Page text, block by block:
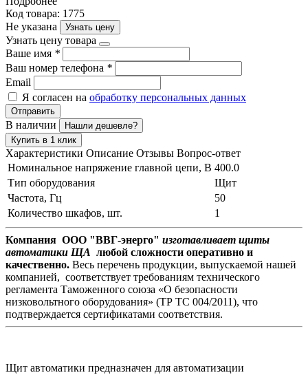
Код товара: 1775
Не указана
Узнать цену
Узнать цену товара
Ваше имя *
Ваш номер телефона *
Email
Я согласен на обработку персональных данных
Отправить
В наличии
Нашли дешевле?
Купить в 1 клик
Характеристики Описание Отзывы Вопрос-ответ
Номинальное напряжение главной цепи, В 400.0
Тип оборудования
Щит
Частота, Гц
50
Количество шкафов, шт.
1
Компания ООО "ВВГ-энерго" изготавливает щиты
автоматики ЩА любой сложности оперативно и
качественно. Весь перечень продукции, выпускаемой нашей
компанией, соответствует требованиям технического
регламента Таможенного союза «О безопасности
низковольтного оборудования» (ТР ТС 004/2011), что
подтверждается сертификатами соответствия.
Щит автоматики предназначен для автоматизации